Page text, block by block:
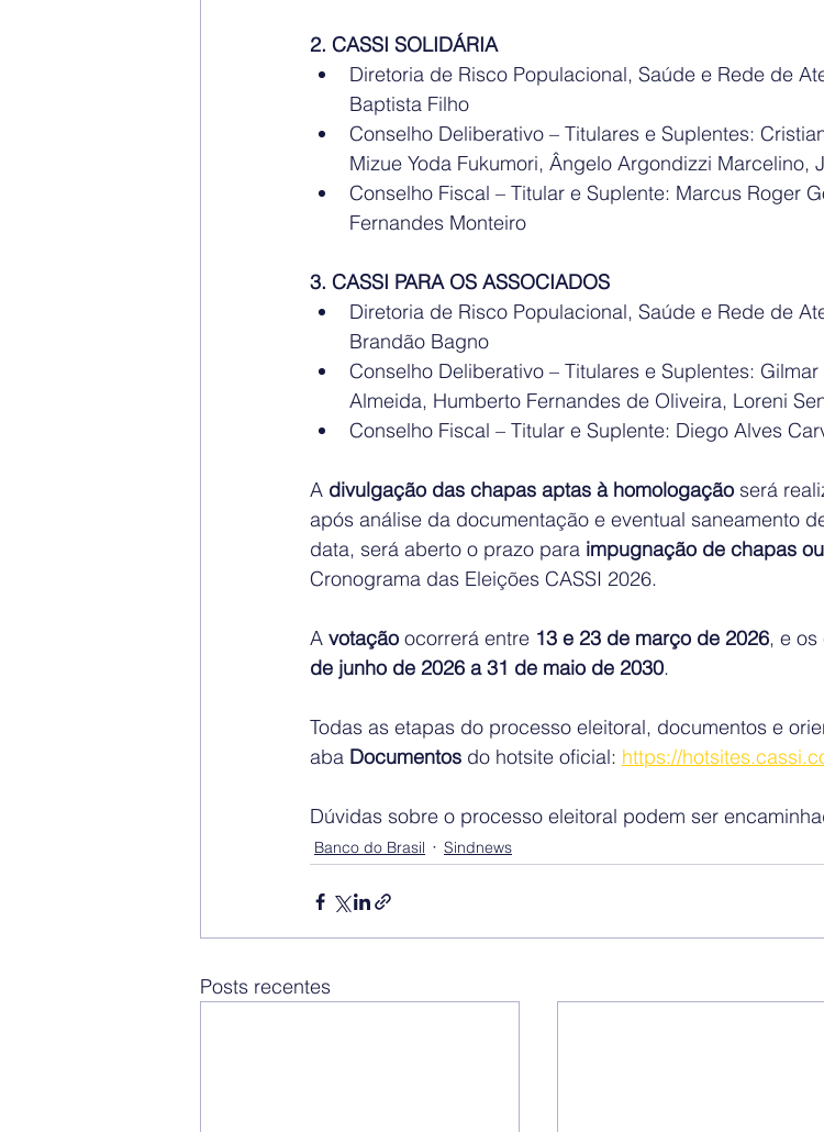
2. CASSI SOLIDÁRIA
Diretoria de Risco Populacional, Saúde e Rede de
Baptista Filho
Conselho Deliberativo – Titulares e Suplentes:
Mizue Yoda Fukumori, Ângelo Argondizzi Marcelino,
Conselho Fiscal – Titular e Suplente: Marcus Roger
Fernandes Monteiro
3. CASSI PARA OS ASSOCIADOS
Diretoria de Risco Populacional, Saúde e Rede de
Brandão Bagno
Conselho Deliberativo – Titulares e Suplentes:
Almeida, Humberto Fernandes de Oliveira, Loreni
Conselho Fiscal – Titular e Suplente: Diego Alves
A divulgação das chapas aptas à homologação será
após análise da documentação e eventual saneamento
data, será aberto o prazo para impugnação de chapas
Cronograma das Eleições CASSI 2026.
A votação ocorrerá entre 13 e 23 de março de 2026, e
de junho de 2026 a 31 de maio de 2030.
Todas as etapas do processo eleitoral, documentos e
aba Documentos do hotsite oficial: https://
Dúvidas sobre o processo eleitoral podem ser
Banco do Brasil Sindnews
Posts recentes